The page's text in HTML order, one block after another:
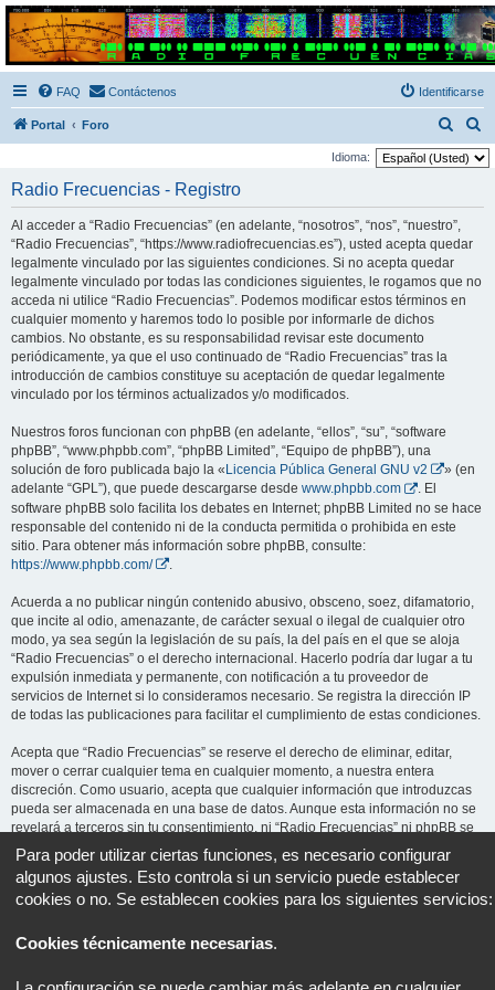
Radio Frecuencias
Foro de Radio Frecuencias
FAQ Contáctenos Identificarse
Portal Foro
u
u
a
Idioma:
Radio Frecuencias - Registro
Al acceder a “Radio Frecuencias” (en adelante, “nosotros”, “nos”, “nuestro”,
“Radio Frecuencias”, “https://www.radiofrecuencias.es”), usted acepta quedar
legalmente vinculado por las siguientes condiciones. Si no acepta quedar
legalmente vinculado por todas las condiciones siguientes, le rogamos que no
acceda ni utilice “Radio Frecuencias”. Podemos modificar estos términos en
cualquier momento y haremos todo lo posible por informarle de dichos
cambios. No obstante, es su responsabilidad revisar este documento
periódicamente, ya que el uso continuado de “Radio Frecuencias” tras la
introducción de cambios constituye su aceptación de quedar legalmente
vinculado por los términos actualizados y/o modificados.
Nuestros foros funcionan con phpBB (en adelante, “ellos”, “su”, “software
phpBB”, “www.phpbb.com”, “phpBB Limited”, “Equipo de phpBB”), una
solución de foro publicada bajo la « Licencia Pública General GNU v2
» (en
adelante “GPL”), que puede descargarse desde www.phpbb.com
. El
software phpBB solo facilita los debates en Internet; phpBB Limited no se hace
responsable del contenido ni de la conducta permitida o prohibida en este
sitio. Para obtener más información sobre phpBB, consulte:
https://www.phpbb.com/
.
Acuerda a no publicar ningún contenido abusivo, obsceno, soez, difamatorio,
que incite al odio, amenazante, de carácter sexual o ilegal de cualquier otro
modo, ya sea según la legislación de su país, la del país en el que se aloja
“Radio Frecuencias” o el derecho internacional. Hacerlo podría dar lugar a tu
expulsión inmediata y permanente, con notificación a tu proveedor de
servicios de Internet si lo consideramos necesario. Se registra la dirección IP
de todas las publicaciones para facilitar el cumplimiento de estas condiciones.
Acepta que “Radio Frecuencias” se reserve el derecho de eliminar, editar,
mover o cerrar cualquier tema en cualquier momento, a nuestra entera
discreción. Como usuario, acepta que cualquier información que introduzcas
pueda ser almacenada en una base de datos. Aunque esta información no se
revelará a terceros sin tu consentimiento, ni “Radio Frecuencias” ni phpBB se
harán responsables de ningún intento de piratería informática que pueda dar
lugar a la compromisión de los datos.
Para poder utilizar ciertas funciones, es necesario configurar
algunos ajustes. Esto controla si un servicio puede establecer
cookies o no. Se establecen cookies para los siguientes servicios:
Cookies técnicamente necesarias.